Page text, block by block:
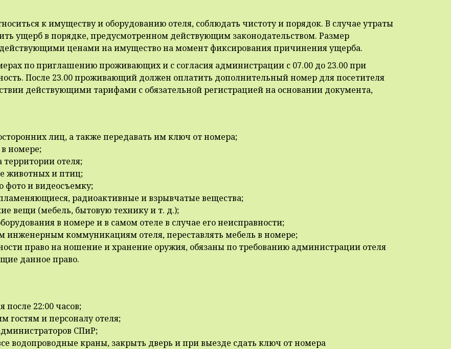
к имуществу и оборудованию отеля, соблюдать чистоту и порядок. В случае утраты
ущерб в порядке, предусмотренном действующим законодательством. Размер
действующими ценами на имущество на момент фиксирования причинения ущерба.
по приглашению проживающих и с согласия администрации с 07.00 до 23.00 при
После 23.00 проживающий должен оплатить дополнительный номер для посетителя
действующими тарифами с обязательной регистрацией на основании документа,
лиц, а также передавать им ключ от номера;
номере;
отеля;
животных и птиц;
фото и видеосъемку;
радиоактивные и взрывчатые вещества;
вещи (мебель, бытовую технику и т. д.);
в номере и в самом отеле в случае его неисправности;
инженерным коммуникациям отеля, переставлять мебель в номере;
право на ношение и хранение оружия, обязаны по требованию администрации отеля
данное право.
22:00 часов;
гостям и персоналу отеля;
СПиР;
водопроводные краны, закрыть дверь и при выезде сдать ключ от номера